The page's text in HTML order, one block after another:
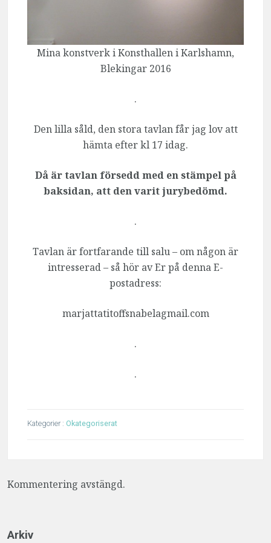
Mina konstverk i Konsthallen i Karlshamn,
Blekingar 2016
.
Den lilla såld, den stora tavlan får jag lov att
hämta efter kl 17 idag.
Då är tavlan försedd med en stämpel på
baksidan, att den varit jurybedömd.
.
Tavlan är fortfarande till salu – om någon är
intresserad – så hör av Er på denna E-
postadress:
marjattatitoffsnabelagmail.com
.
.
Kategorier : Okategoriserat
Kommentering avstängd.
Arkiv